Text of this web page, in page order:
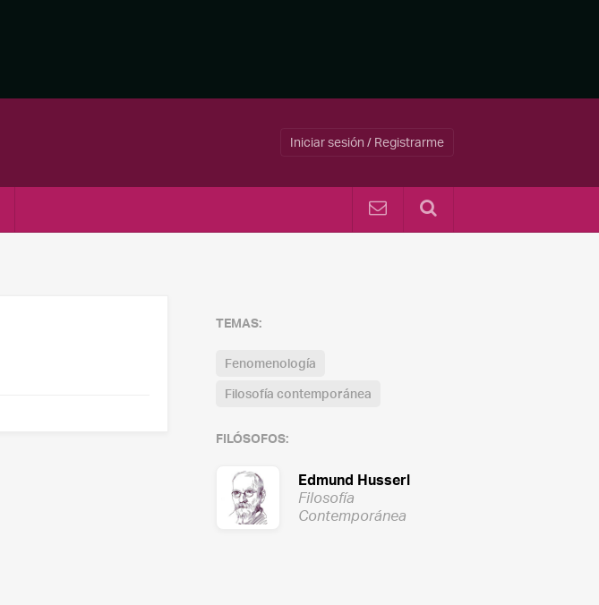
Iniciar sesión / Registrarme
TEMAS:
Fenomenología
Filosofía contemporánea
FILÓSOFOS:
Edmund Husserl
Filosofía
Contemporánea